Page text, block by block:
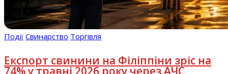
Події Свинарство Торгівля
Експорт свинини на Філіппіни зріс на
74% у травні 2026 року через АЧС